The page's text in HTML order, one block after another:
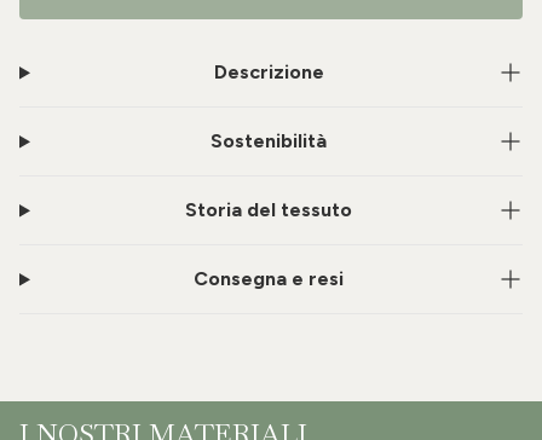
Descrizione
Sostenibilità
Storia del tessuto
Consegna e resi